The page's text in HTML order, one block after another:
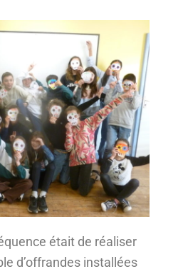
était de réaliser
d’offrandes installées